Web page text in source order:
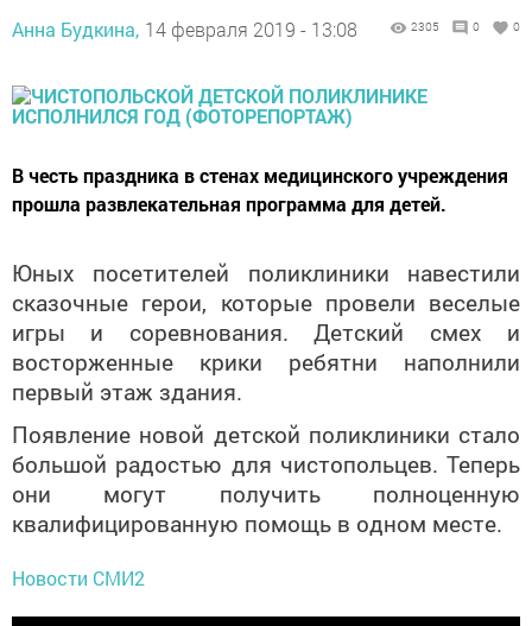
Анна Будкина, 14 февраля 2019 - 13:08 2305 0 0
В честь праздника в стенах медицинского учреждения
прошла развлекательная программа для детей.
Юных посетителей поликлиники навестили
сказочные герои, которые провели веселые
игры и соревнования. Детский смех и
восторженные крики ребятни наполнили
первый этаж здания.
Появление новой детской поликлиники стало
большой радостью для чистопольцев. Теперь
они могут получить полноценную
квалифицированную помощь в одном месте.
Новости СМИ2